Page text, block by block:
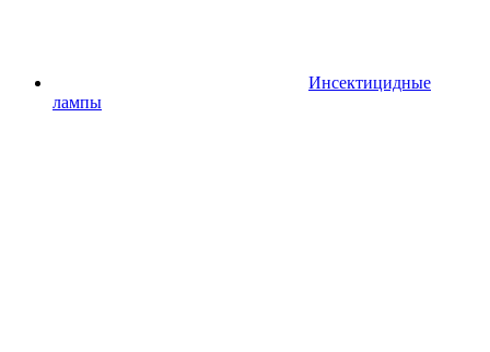
Инсектицидные
лампы